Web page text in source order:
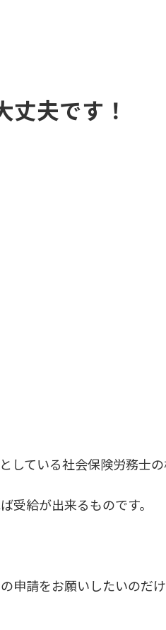
夫です！
している社会保険労務士の
受給が出来るものです。
申請をお願いしたいのだ